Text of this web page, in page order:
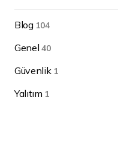
Blog 104
Genel40
Güvenlik 1
Yalıtım 1